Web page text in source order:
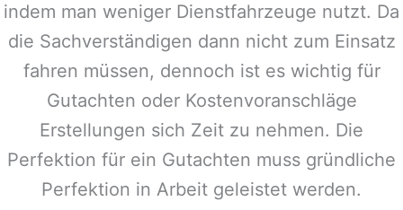
indem man weniger Dienstfahrzeuge nutzt. Da
die Sachverständigen dann nicht zum Einsatz
fahren müssen, dennoch ist es wichtig für
Gutachten oder Kostenvoranschläge
Erstellungen sich Zeit zu nehmen. Die
Perfektion für ein Gutachten muss gründliche
Perfektion in Arbeit geleistet werden.